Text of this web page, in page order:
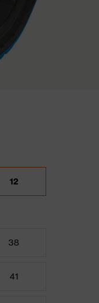
12
38
41